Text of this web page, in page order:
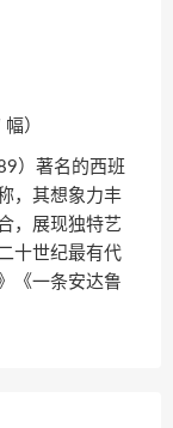
）
）著名的西班
，其想象力丰
，展现独特艺
十世纪最有代
《一条安达鲁